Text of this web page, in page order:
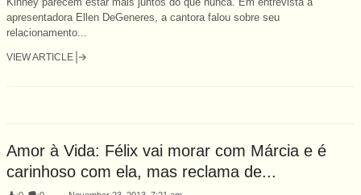
apresentadora Ellen DeGeneres, a cantora falou sobre seu
relacionamento...
VIEW ARTICLE
Amor à Vida: Félix vai morar com Márcia e é
carinhoso com ela, mas reclama de...